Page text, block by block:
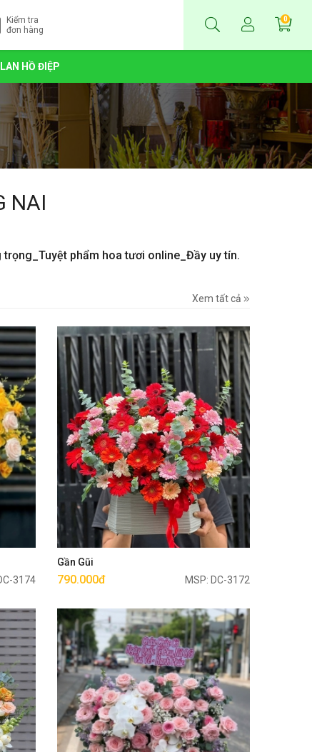
Kiểm tra
đơn hàng
0
LAN HỒ ĐIỆP
NAI
phẩm hoa tươi online_Đầy uy tín.
Xem tất cả
3174
Gần Gũi
790.000đ MSP: DC-3172
Mua ngay